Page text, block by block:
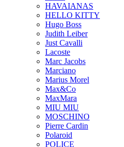
HAVAIANAS
HELLO KITTY
Hugo Boss
Judith Leiber
Just Cavalli
Lacoste
Marc Jacobs
Marciano
Marius Morel
Max&Co
MaxMara
MIU MIU
MOSCHINO
Pierre Cardin
Polaroid
POLICE